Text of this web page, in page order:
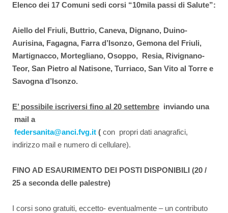
Elenco dei 17 Comuni sedi corsi “10mila passi di Salute”:
Aiello del Friuli, Buttrio, Caneva, Dignano, Duino-
Aurisina, Fagagna, Farra d’Isonzo, Gemona del Friuli,
Martignacco, Mortegliano, Osoppo, Resia, Rivignano-
Teor, San Pietro al Natisone, Turriaco, San Vito al Torre e
Savogna d’Isonzo.
E’ possibile iscriversi fino al 20 settembre inviando una
mail a
federsanita@anci.fvg.it ( con propri dati anagrafici,
indirizzo mail e numero di cellulare).
FINO AD ESAURIMENTO DEI POSTI DISPONIBILI (20 /
25 a seconda delle palestre)
I corsi sono gratuiti, eccetto- eventualmente – un contributo